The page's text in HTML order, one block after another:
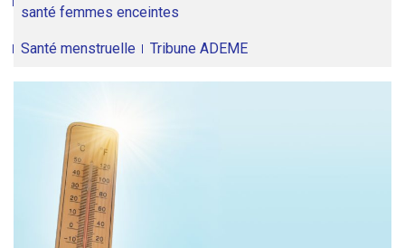
santé femmes enceintes
Santé menstruelle Tribune ADEME